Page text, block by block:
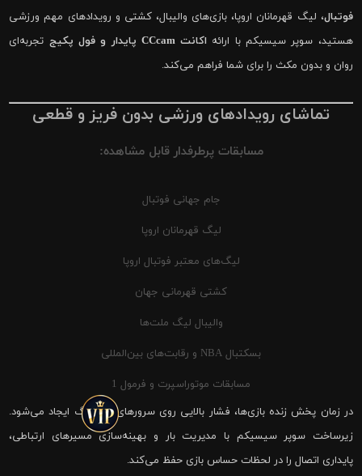
فوتبال، لیگ قهرمانان اروپا، بازی‌های والیبال، کشتی و رویدادهای مهم ورزشی
هستید، سوپر سیسیکم با ارائه اکانت CCcam پایدار و فول پکیج
تجربه‌ای
روان و بدون مکث را برای شما فراهم می‌کند.
تماشای رویدادهای ورزشی بدون فریز و قطعی
مسابقات پرطرفدار قابل مشاهده:
جام جهانی فوتبال
لیگ قهرمانان اروپا
لیگ‌های معتبر فوتبال اروپا
کشتی قهرمانی جهان
والیبال لیگ ملت‌ها
بسکتبال NBA و رقابت‌های بین‌المللی
مسابقات موتوراسپرت و فرمول 1
در زمان پخش زنده بازی‌ها، فشار بالایی روی سرورهای شیرینگ ایجاد می‌شود.
زیرساخت سوپر سیسیکم با مدیریت بار و بهینه‌سازی مسیرهای ارتباطی،
پایداری اتصال را در لحظات حساس بازی حفظ می‌کند.